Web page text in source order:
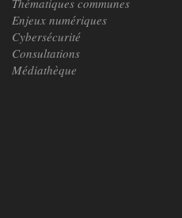
Thématiques communes
Enjeux numériques
Cybersécurité
Consultations
Médiathèque